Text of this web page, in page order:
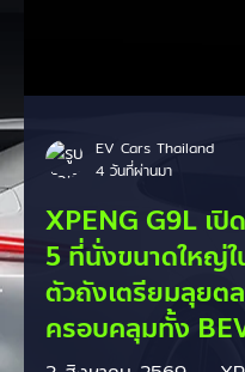
4 วันที่ผ่านมา
XPENG G9L เปิ
5 ที่นั่งขนาดใหญ่
ตัวถังเตรียมลุยต